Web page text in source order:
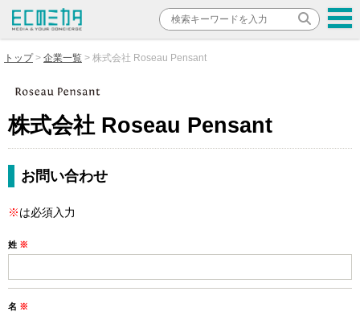
トップ 企業一覧 株式会社 Roseau Pensant
株式会社 Roseau Pensant
お問い合わせ
※は必須入力
姓 ※
名 ※